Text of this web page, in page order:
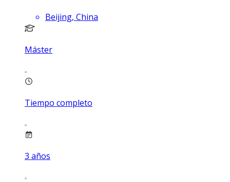
Beijing, China
Máster
Tiempo completo
3 años